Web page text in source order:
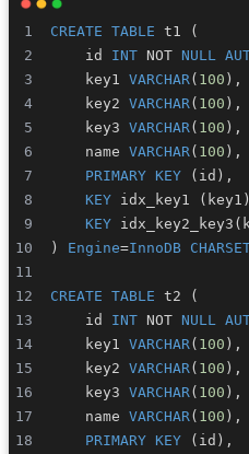
CREATE TABLE t1
(
    id
INT NOT NULL
    key1
VARCHAR( 100 ) ,
    key2
VARCHAR( 100 ) ,
    key3
VARCHAR( 100 ) ,
    name
VARCHAR( 100 ) ,
PRIMARY KEY ( id ) ,
KEY idx_key1 ( key1 )
KEY idx_key2_key3 (
)
Engine=InnoDB
CREATE TABLE t2
(
    id
INT NOT NULL
    key1
VARCHAR( 100 ) ,
    key2
VARCHAR( 100 ) ,
    key3
VARCHAR( 100 ) ,
    name
VARCHAR( 100 ) ,
PRIMARY KEY ( id ) ,